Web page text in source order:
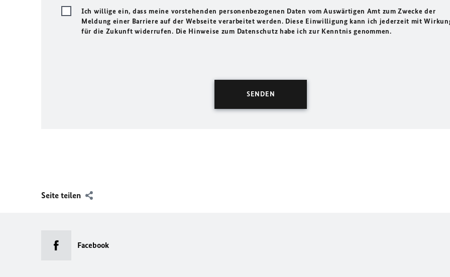
Ich willige ein, dass meine vorstehenden personenbezogenen Daten vom Auswärtigen Amt zum Zwecke der
Meldung einer Barriere auf der Webseite verarbeitet werden. Diese Einwilligung kann ich jederzeit mit
für die Zukunft widerrufen. Die Hinweise zum Datenschutz habe ich zur Kenntnis genommen.
Seite teilen
Facebook